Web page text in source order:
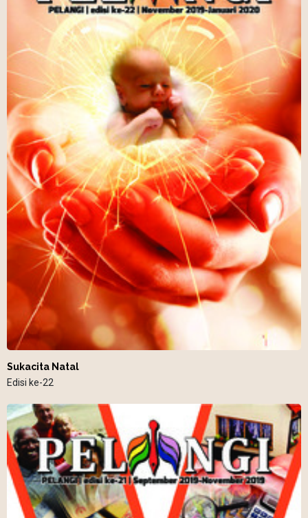
Sukacita Natal
Edisi ke-22